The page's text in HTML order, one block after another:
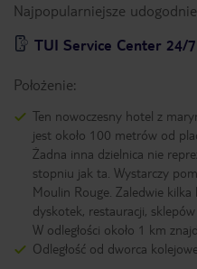
Najpopularniejsze
TUI Service Center 24/
Położenie:
Ten nowoczesny hotel z
jest około 100 metrów od
Żadna inna dzielnica nie
stopniu jak ta. Wystarczy
Moulin Rouge. Zaledwie
dyskotek, restauracji,
W odległości około 1 km
Odległość od dworca